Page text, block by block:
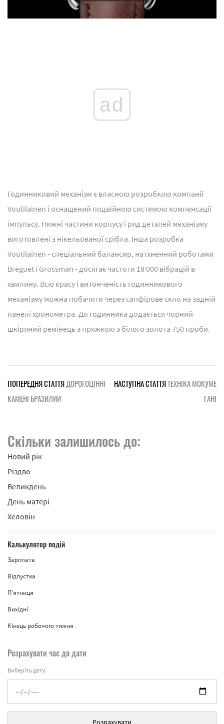
ad
Годинниковий механізм є власною розробкою компанії
Voutilainen і оснащений подвійною системою компенсації
імпульсу. Нижні частини корпусу і ряд деталей механізму
виготовлені з нікельованої срібла. Інша розробка
Voutilainen - спеціальний балансир, натхненний роботами
Breguet і Grossman - досягає частоти 18 000 вібрацій в
хвилину. Всю красу і витонченість годинникового
механізму можна побачити через сапфірове скло на задній
панелі хронометра. До годинника додається чорний
шкіряний ремінець з пряжкою з білого золота 750 проби.
ПОПЕРЕДНЯ СТАТТЯДОРОГОЦІННІ
КАМЕНІ БРАЗИЛИИ
НАСТУПНА СТАТТЯТЕХНІКА МОКУМЕ
ГАНІ
Скільки залишилось до:
Новий рік
Різдво
Великдень
День матері
Хеловін
Калькулятор подій
Зарплата
Відпустка
П'ятниця
Вихідні
Кінець робочого тижня
Розрахувати час до дати
Виберіть дату:
Розрахувати